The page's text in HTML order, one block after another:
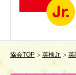
協会TOP 英検Jr. 英